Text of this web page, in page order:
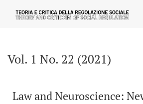
Vol. 1 No. 22 (2021): Law and
Vol. 1 No. 22 (2021)
Law and Neuroscience: